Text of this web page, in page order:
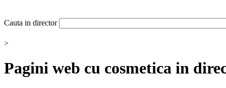
Cauta in director
>
Pagini web cu cosmetica in